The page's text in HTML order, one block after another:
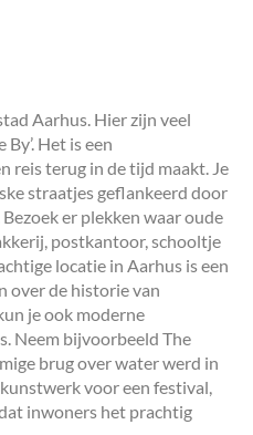
Aarhus. Hier zijn veel
Het is een
reis terug in de tijd maakt. Je
straatjes geflankeerd door
er plekken waar oude
postkantoor, schooltje
locatie in Aarhus is een
over de historie van
je ook moderne
Neem bijvoorbeeld The
brug over water werd in
voor een festival,
inwoners het prachtig